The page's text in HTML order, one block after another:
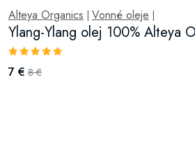
Alteya Organics Vonné oleje
Ylang-Ylang olej 100% Alteya
7 € 8 €